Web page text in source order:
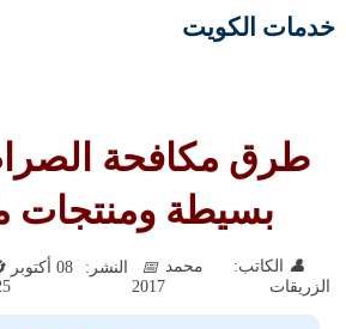
خدمات الكويت
طرق مكافحة
بسيطة ومنتجات
الكاتب: محمد
الزريقات
النشر: 08 أكتوبر
2017